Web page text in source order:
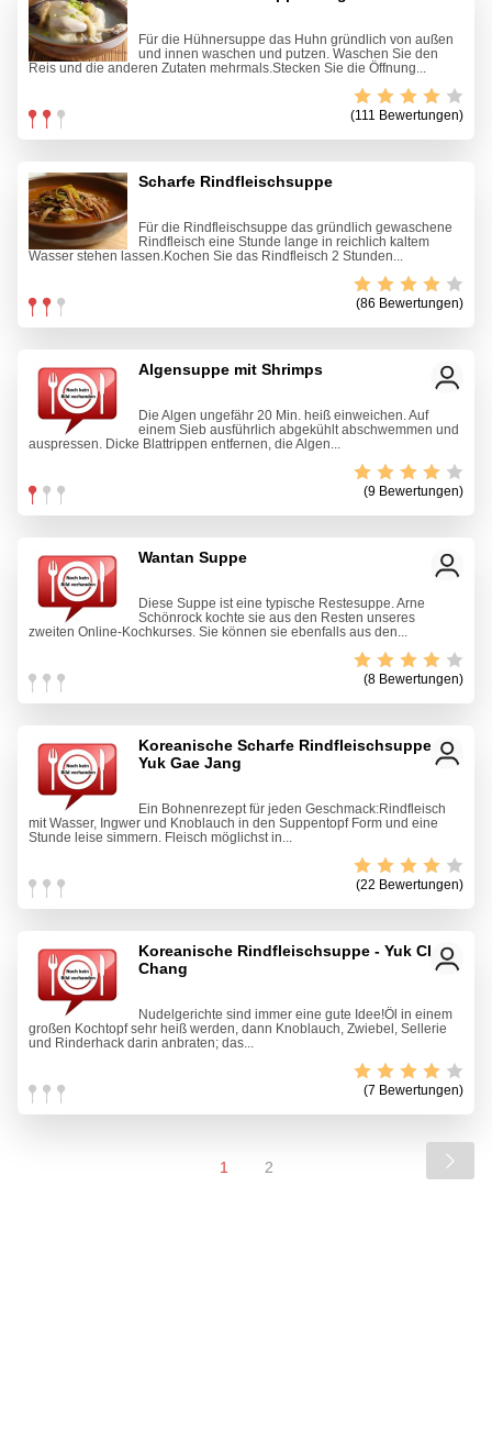
Für die Hühnersuppe das Huhn gründlich von außen
und innen waschen und putzen. Waschen Sie den
Reis und die anderen Zutaten mehrmals.Stecken Sie die Öffnung...
(111 Bewertungen)
Scharfe Rindfleischsuppe
Für die Rindfleischsuppe das gründlich gewaschene
Rindfleisch eine Stunde lange in reichlich kaltem
Wasser stehen lassen.Kochen Sie das Rindfleisch 2 Stunden...
(86 Bewertungen)
Algensuppe mit Shrimps
Die Algen ungefähr 20 Min. heiß einweichen. Auf
einem Sieb ausführlich abgekühlt abschwemmen und
auspressen. Dicke Blattrippen entfernen, die Algen...
(9 Bewertungen)
Wantan Suppe
Diese Suppe ist eine typische Restesuppe. Arne
Schönrock kochte sie aus den Resten unseres
zweiten Online-Kochkurses. Sie können sie ebenfalls aus den...
(8 Bewertungen)
Koreanische Scharfe Rindfleischsuppe -
Yuk Gae Jang
Ein Bohnenrezept für jeden Geschmack:Rindfleisch
mit Wasser, Ingwer und Knoblauch in den Suppentopf Form und eine
Stunde leise simmern. Fleisch möglichst in...
(22 Bewertungen)
Koreanische Rindfleischsuppe - Yuk Chai
Chang
Nudelgerichte sind immer eine gute Idee!Öl in einem
großen Kochtopf sehr heiß werden, dann Knoblauch, Zwiebel, Sellerie
und Rinderhack darin anbraten; das...
(7 Bewertungen)
1 2